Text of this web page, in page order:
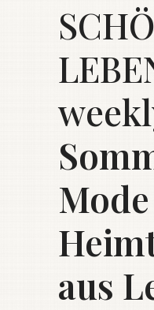
aus